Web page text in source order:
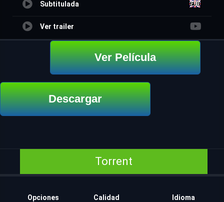
Subtitulada
Ver trailer
Ver Película
Descargar
Torrent
Opciones Calidad Idioma